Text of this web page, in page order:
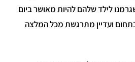
לילד שלהם להיות מאושר ביום
כבר 12 שנה בתחום ועדיין מתרגשת מכל המלצה